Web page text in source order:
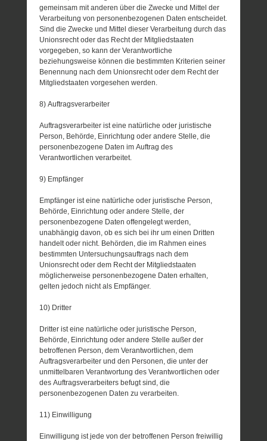
gemeinsam mit anderen über die Zwecke und Mittel der
Verarbeitung von personenbezogenen Daten entscheidet.
Sind die Zwecke und Mittel dieser Verarbeitung durch das
Unionsrecht oder das Recht der Mitgliedstaaten
vorgegeben, so kann der Verantwortliche
beziehungsweise können die bestimmten Kriterien seiner
Benennung nach dem Unionsrecht oder dem Recht der
Mitgliedstaaten vorgesehen werden.
8) Auftragsverarbeiter
Auftragsverarbeiter ist eine natürliche oder juristische
Person, Behörde, Einrichtung oder andere Stelle, die
personenbezogene Daten im Auftrag des
Verantwortlichen verarbeitet.
9) Empfänger
Empfänger ist eine natürliche oder juristische Person,
Behörde, Einrichtung oder andere Stelle, der
personenbezogene Daten offengelegt werden,
unabhängig davon, ob es sich bei ihr um einen Dritten
handelt oder nicht. Behörden, die im Rahmen eines
bestimmten Untersuchungsauftrags nach dem
Unionsrecht oder dem Recht der Mitgliedstaaten
möglicherweise personenbezogene Daten erhalten,
gelten jedoch nicht als Empfänger.
10) Dritter
Dritter ist eine natürliche oder juristische Person,
Behörde, Einrichtung oder andere Stelle außer der
betroffenen Person, dem Verantwortlichen, dem
Auftragsverarbeiter und den Personen, die unter der
unmittelbaren Verantwortung des Verantwortlichen oder
des Auftragsverarbeiters befugt sind, die
personenbezogenen Daten zu verarbeiten.
11) Einwilligung
Einwilligung ist jede von der betroffenen Person freiwillig